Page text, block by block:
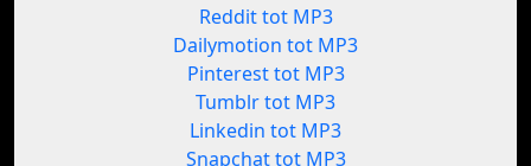
Reddit tot MP3
Dailymotion tot MP3
Pinterest tot MP3
Tumblr tot MP3
Linkedin tot MP3
Snapchat tot MP3